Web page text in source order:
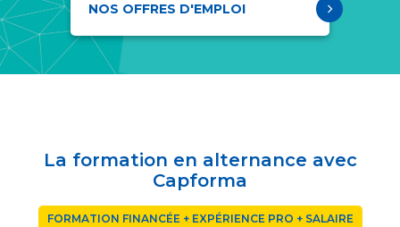
NOS OFFRES D'EMPLOI
La formation en alternance avec
Capforma
FORMATION FINANCÉE + EXPÉRIENCE PRO + SALAIRE